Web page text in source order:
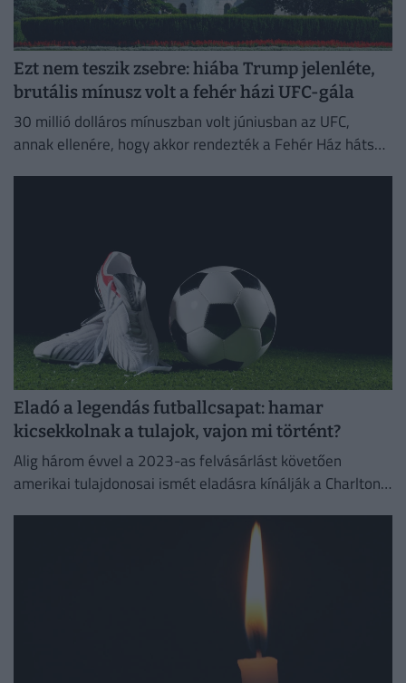
Ezt nem teszik zsebre: hiába Trump jelenléte,
brutális mínusz volt a fehér házi UFC-gála
30 millió dolláros mínuszban volt júniusban az UFC,
annak ellenére, hogy akkor rendezték a Fehér Ház hátsó
Eladó a legendás futballcsapat: hamar
kicsekkolnak a tulajok, vajon mi történt?
Alig három évvel a 2023-as felvásárlást követően
amerikai tulajdonosai ismét eladásra kínálják a Charlton